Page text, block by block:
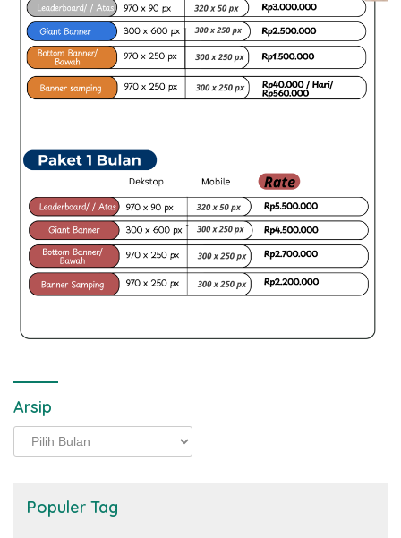
Arsip
Arsip
Populer Tag